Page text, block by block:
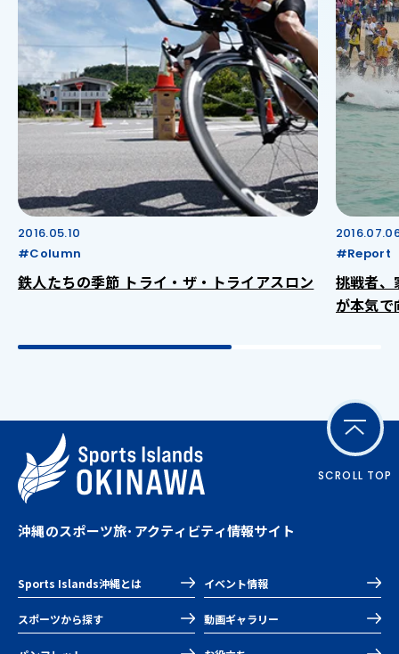
2016.05.10
#Column
鉄人たちの季節 トライ・ザ・トライアスロン
#Report
挑戦者、
が本気
SCROLL TOP
沖縄のスポーツ旅･アクティビティ情報サイト
Sports Islands沖縄とは イベント情報
スポーツから探す 動画ギャラリー